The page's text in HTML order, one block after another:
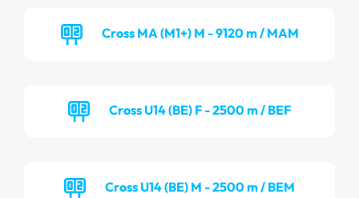
Cross MA (M1+) M - 9120 m / MAM
Cross U14 (BE) F - 2500 m / BEF
Cross U14 (BE) M - 2500 m / BEM